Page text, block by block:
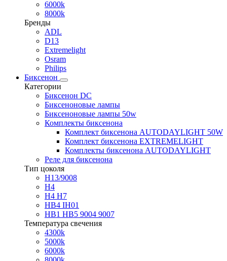
6000k
8000k
Бренды
ADL
D13
Extremelight
Osram
Philips
Биксенон
Категории
Биксенон DC
Биксеноновые лампы
Биксеноновые лампы 50w
Комплекты биксенона
Комплект биксенона AUTODAYLIGHT 50W
Комплект биксенона EXTREMELIGHT
Комплекты биксенона AUTODAYLIGHT
Реле для биксенона
Тип цоколя
H13/9008
H4
H4 H7
HB4 IH01
HB1 HB5 9004 9007
Температура свечения
4300k
5000k
6000k